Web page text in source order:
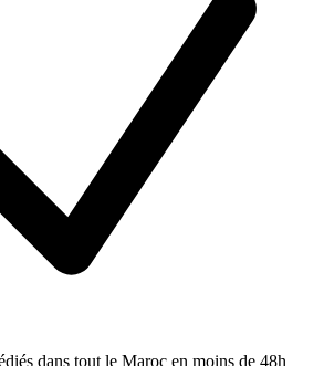
dans tout le Maroc en moins de 48h